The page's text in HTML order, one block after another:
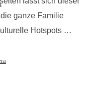
ganze Familie
Hotspots …